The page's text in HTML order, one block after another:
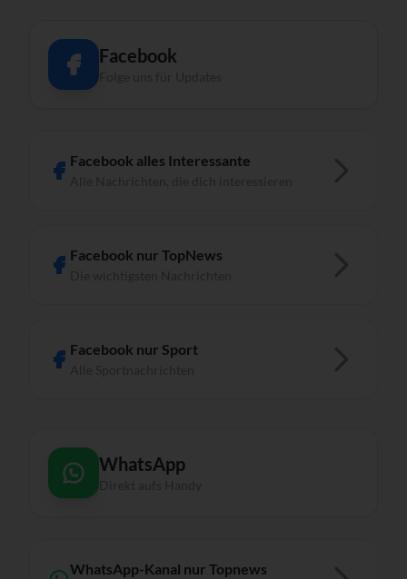
Facebook
Facebook alles Interessante
Facebook nur TopNews
Facebook nur Sport
WhatsApp
WhatsApp-Kanal nur Topnews